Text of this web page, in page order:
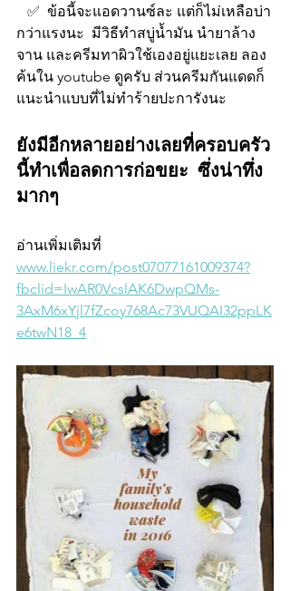
กว่าแรงนะ  มีวิธีทำสบู่น้ำมัน นำยาล้าง
จาน และครีมทาผิวใช้เองอยู่แยะเลย ลอง
ค้นใน youtube ดูครับ ส่วนครีมกันแดดก็
แนะนำแบบที่ไม่ทำร้ายปะการังนะ
ยังมีอีกหลายอย่างเลยที่ครอบครัว
นี้ทำเพื่อลดการก่อขยะ ซึ่งน่าทึ่ง
มากๆ
อ่านเพิ่มเติมที่
www.liekr.com/post07077161009374?
fbclid=IwAR0VcslAK6DwpQMs-
3AxM6xYjl7fZcoy768Ac73VUQAI32ppLK
e6twN18_4